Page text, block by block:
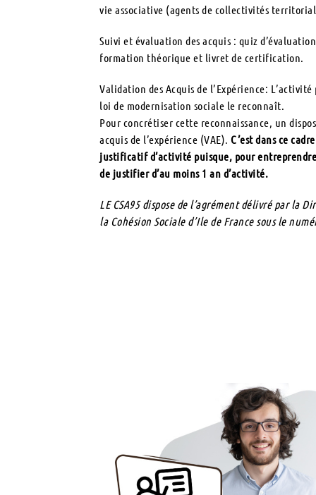
vie associative (agents de collectivités
Suivi et évaluation des acquis : quiz
formation théorique et livret de certification.
Validation des Acquis de l’Expérience:
loi de modernisation sociale le reconnaît.
Pour concrétiser cette reconnaissance, un
acquis de l’expérience (VAE). C’est dans ce
justificatif d’activité puisque, pour
de justifier d’au moins 1 an d’activité.
LE CSA95 dispose de l’agrément délivré par la
la Cohésion Sociale d’Ile de France sous le